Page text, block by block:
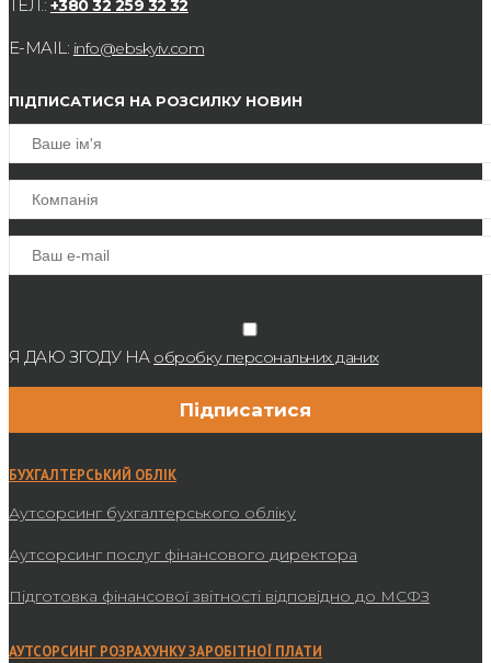
ТЕЛ.: +380 32 259 32 32
E-MAIL: info@ebskyiv.com
ПІДПИСАТИСЯ НА РОЗСИЛКУ НОВИН
Я ДАЮ ЗГОДУ НА обробку персональних даних
БУХГАЛТЕРСЬКИЙ ОБЛІК
Аутсорсинг бухгалтерського обліку
Аутсорсинг послуг фінансового директора
Підготовка фінансової звітності відповідно до МСФЗ
АУТСОРСИНГ РОЗРАХУНКУ ЗАРОБІТНОЇ ПЛАТИ